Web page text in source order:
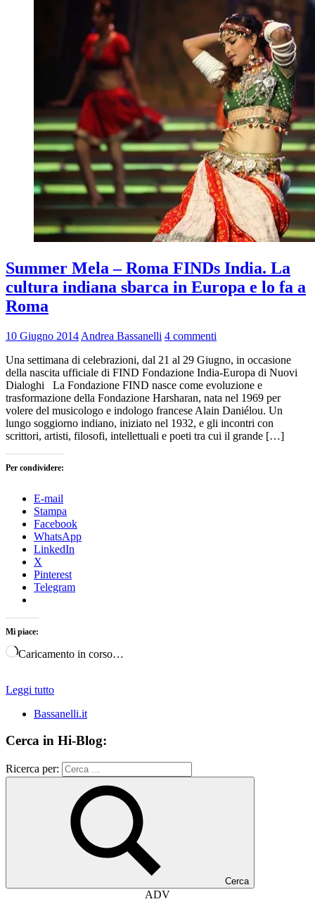
Summer Mela – Roma FINDs India. La
cultura indiana sbarca in Europa e lo fa a
Roma
10 Giugno 2014 Andrea Bassanelli 4 commenti
Una settimana di celebrazioni, dal 21 al 29 Giugno, in occasione
della nascita ufficiale di FIND Fondazione India-Europa di Nuovi
Dialoghi La Fondazione FIND nasce come evoluzione e
trasformazione della Fondazione Harsharan, nata nel 1969 per
volere del musicologo e indologo francese Alain Daniélou. Un
lungo soggiorno indiano, iniziato nel 1932, e gli incontri con
scrittori, artisti, filosofi, intellettuali e poeti tra cui il grande […]
Per condividere:
E-mail
Stampa
Facebook
WhatsApp
LinkedIn
X
Pinterest
Telegram
Mi piace:
Caricamento in corso…
Leggi tutto
Bassanelli.it
Cerca in Hi-Blog:
Ricerca per:
Cerca
ADV